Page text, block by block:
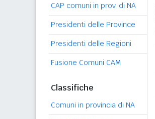
CAP comuni in prov. di NA
Presidenti delle Province
Presidenti delle Regioni
Fusione Comuni CAM
Classifiche
Comuni in provincia di NA